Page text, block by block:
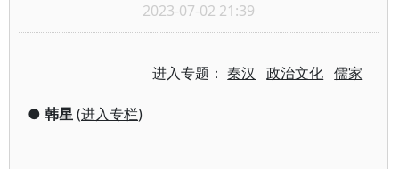
2023-07-02 21:39
进入专题：秦汉 政治文化 儒家
● 韩星(进入专栏)